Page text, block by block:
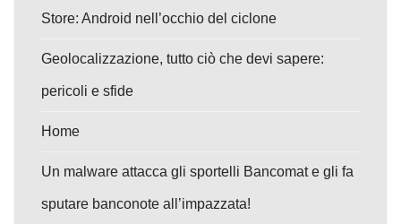
Store: Android nell’occhio del ciclone
Geolocalizzazione, tutto ciò che devi sapere:
pericoli e sfide
Home
Un malware attacca gli sportelli Bancomat e gli fa
sputare banconote all’impazzata!